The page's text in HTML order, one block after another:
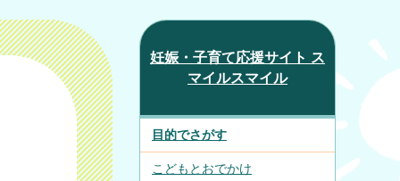
妊娠・子育て応援サイト ス
マイルスマイル
目的でさがす
こどもとおでかけ